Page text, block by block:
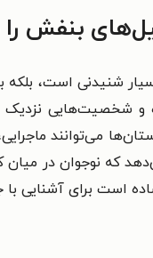
بنفش
شنیدنی است،
و شخصیت‌هایی
می‌توانند ماجرایی،
که نوجوان در میان
است برای آشنایی